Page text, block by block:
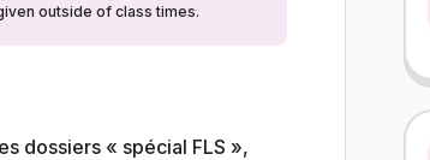
outside of class times.
dossiers « spécial FLS »,